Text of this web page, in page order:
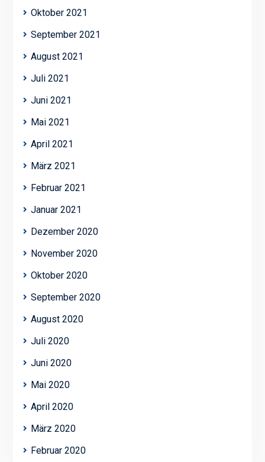
Oktober 2021
September 2021
August 2021
Juli 2021
Juni 2021
Mai 2021
April 2021
März 2021
Februar 2021
Januar 2021
Dezember 2020
November 2020
Oktober 2020
September 2020
August 2020
Juli 2020
Juni 2020
Mai 2020
April 2020
März 2020
Februar 2020